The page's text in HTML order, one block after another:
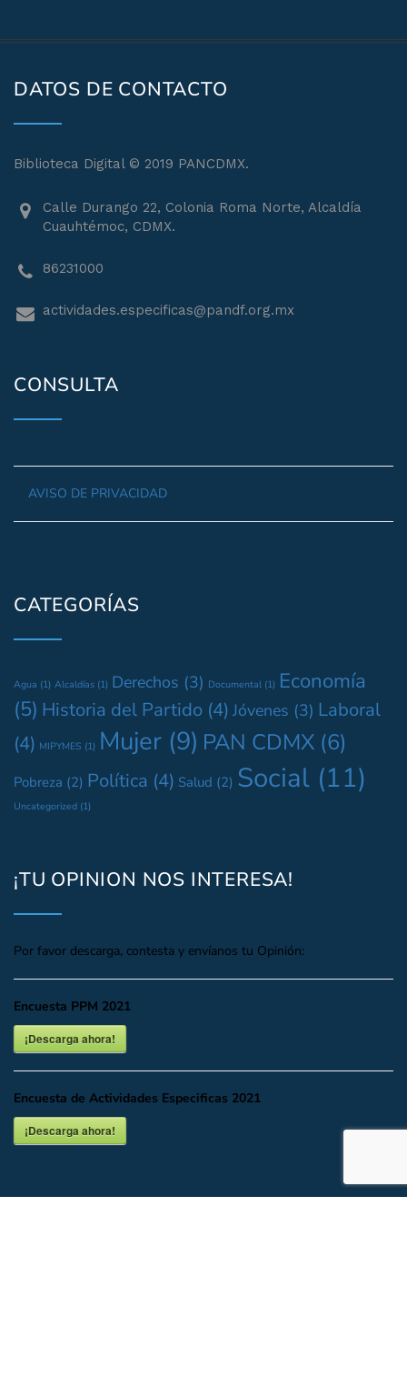
DATOS DE CONTACTO
Biblioteca Digital © 2019 PANCDMX.
Calle Durango 22, Colonia Roma Norte, Alcaldía
Cuauhtémoc, CDMX.
86231000
actividades.especificas@pandf.org.mx
CONSULTA
AVISO DE PRIVACIDAD
CATEGORÍAS
Agua (1) Alcaldías (1) Derechos (3) Documental (1) Economía
(5) Historia del Partido (4) Jóvenes (3) Laboral
(4) MIPYMES (1) Mujer (9) PAN CDMX (6)
Pobreza (2) Política (4) Salud (2) Social (11)
Uncategorized (1)
¡TU OPINION NOS INTERESA!
Por favor descarga, contesta y envíanos tu Opinión:
Encuesta PPM 2021
¡Descarga ahora!
Encuesta de Actividades Especificas 2021
¡Descarga ahora!